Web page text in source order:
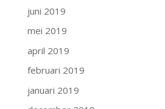
juni 2019
mei 2019
april 2019
februari 2019
januari 2019